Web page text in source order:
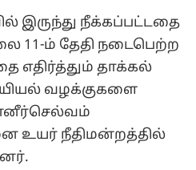
இருந்து நீக்கப்பட்டதை
11-ம் தேதி நடைபெற்ற
எதிர்த்தும் தாக்கல்
வழக்குகளை
உயர் நீதிமன்றத்தில்